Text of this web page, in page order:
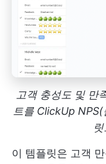
고객 충성도 및 만
트를 ClickUp
이 템플릿은 고객